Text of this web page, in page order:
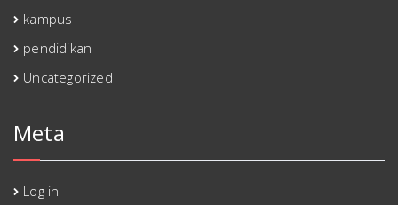
kampus
pendidikan
Uncategorized
Meta
Log in